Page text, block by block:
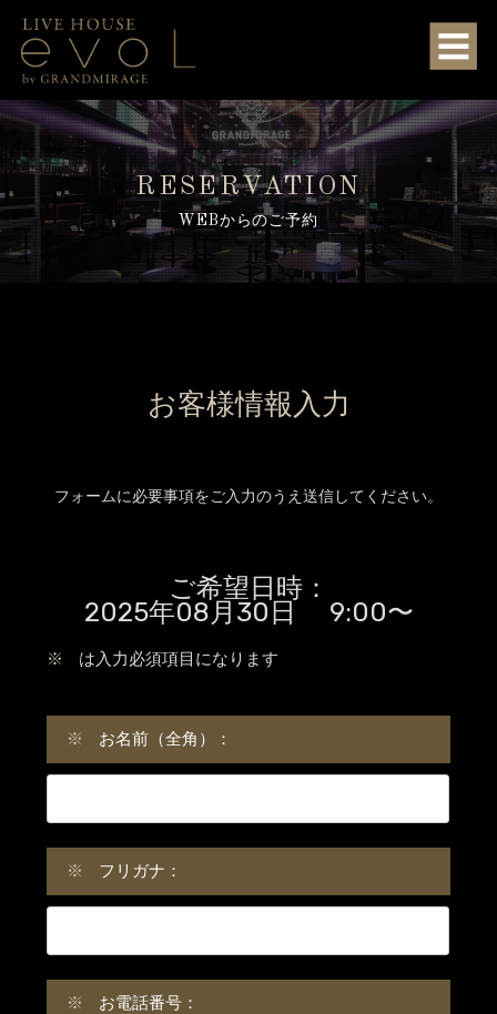
RESERVATION
WEBからのご予約
お客様情報入力
フォームに必要事項をご入力のうえ送信してください。
ご希望日時：
2025年08月30日 9:00〜
※ は入力必須項目になります
※ お名前（全角）：
※ フリガナ：
※ お電話番号：